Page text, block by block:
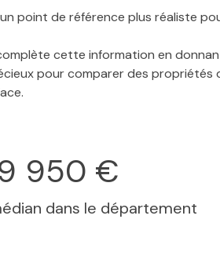
point de référence plus réaliste
cette information en
pour comparer des
950 €
dans le département